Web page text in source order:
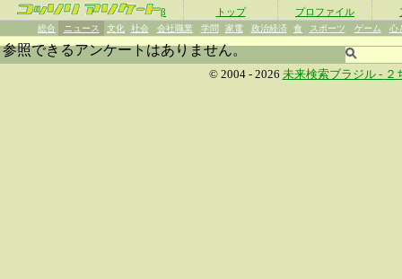
β トップ プロファイル
総合 ニュース 文化 社会 会社職業 学問 家電 政治経済 食 スポーツ ゲーム 心
参照できるアンケートはありません。
© 2004 - 2026 未来検索ブラジル - ２